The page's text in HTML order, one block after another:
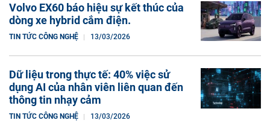
Volvo EX60 báo hiệu sự kết thúc của
dòng xe hybrid cắm điện.
TIN TỨC CÔNG NGHỆ 13/03/2026
Dữ liệu trong thực tế: 40% việc sử
dụng AI của nhân viên liên quan đến
thông tin nhạy cảm
TIN TỨC CÔNG NGHỆ 13/03/2026